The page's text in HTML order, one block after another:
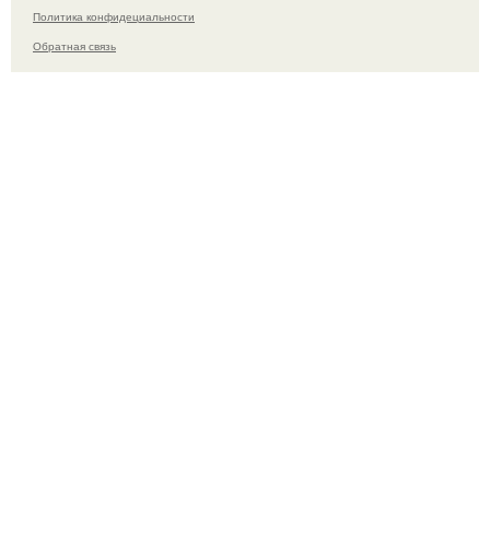
Политика конфидециальности
Обратная связь